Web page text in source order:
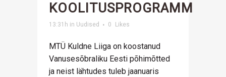
KOOLITUSPROGRAMM
13:31h in Uudised 0 Likes
MTÜ Kuldne Liiga on koostanud
Vanusesõbraliku Eesti põhimõtted
ja neist lähtudes tuleb jaanuaris